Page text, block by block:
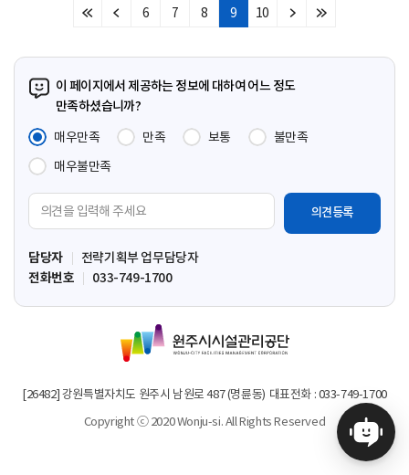
처
페
이
지
이
페
이
지
6 7 8 9 10
다
페
이
마
막
이 페이지에서 제공하는 정보에 대하여 어느 정도
만족하셨습니까?
매우만족
만족 보통
불만족
매우불만족
견
입
력
담당자
전략기획부 업무담당자
전화번호
033-749-1700
원
주
시
설
[26482] 강원특별자치도 원주시 남원로 487 (명륜동) 대표전화 : 033-749-1700
Copyright ⓒ 2020 Wonju-si. All Rights Reserved